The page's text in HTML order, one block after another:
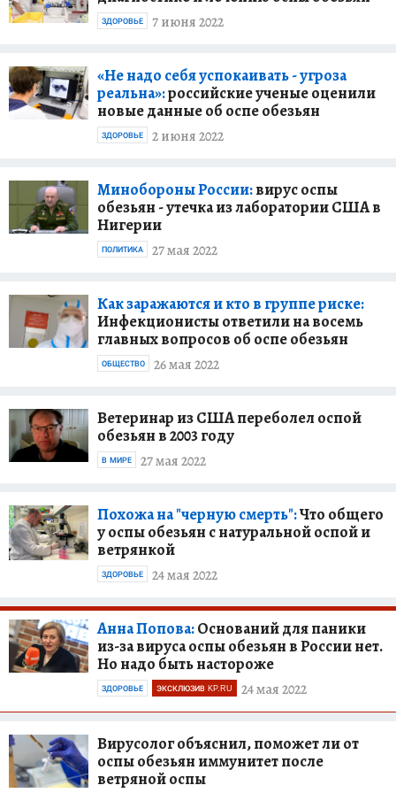
7 июня 2022
ЗДОРОВЬЕ
«Не надо себя успокаивать - угроза
реальна»:российские ученые оценили
новые данные об оспе обезьян
2 июня 2022
ЗДОРОВЬЕ
Минобороны России:вирус оспы
обезьян - утечка из лаборатории США в
Нигерии
27 мая 2022
ПОЛИТИКА
Как заражаются и кто в группе риске:
Инфекционисты ответили на восемь
главных вопросов об оспе обезьян
26 мая 2022
ОБЩЕСТВО
Ветеринар из США переболел оспой
обезьян в 2003 году
27 мая 2022
В МИРЕ
Похожа на "черную смерть":Что общего
у оспы обезьян с натуральной оспой и
ветрянкой
24 мая 2022
ЗДОРОВЬЕ
Анна Попова:Оснований для паники
из-за вируса оспы обезьян в России нет.
Но надо быть настороже
24 мая 2022
ЗДОРОВЬЕ ЭКСКЛЮЗИВ KP.RU
Вирусолог объяснил, поможет ли от
оспы обезьян иммунитет после
ветряной оспы